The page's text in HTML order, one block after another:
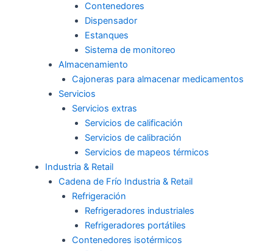
Contenedores
Dispensador
Estanques
Sistema de monitoreo
Almacenamiento
Cajoneras para almacenar medicamentos
Servicios
Servicios extras
Servicios de calificación
Servicios de calibración
Servicios de mapeos térmicos
Industria & Retail
Cadena de Frío Industria & Retail
Refrigeración
Refrigeradores industriales
Refrigeradores portátiles
Contenedores isotérmicos